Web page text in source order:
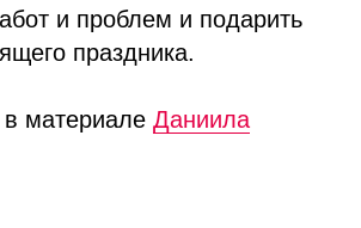
и проблем и подарить
праздника.
материале Даниила